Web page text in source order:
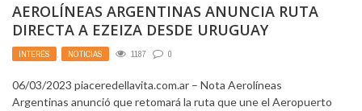
AEROLÍNEAS ARGENTINAS ANUNCIA RUTA
DIRECTA A EZEIZA DESDE URUGUAY
INTERÉS , NOTICIAS 1187 0
06/03/2023 piaceredellavita.com.ar – Nota Aerolíneas
Argentinas anunció que retomará la ruta que une el Aeropuerto